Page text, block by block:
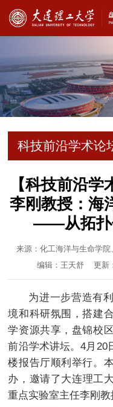
科技前沿学术论
【科技前沿
李刚教授：海
——从拓扑
来源：化工海洋与生命学
编辑：王天舒
更新
为进一步营造有
境和科研氛围，搭建
学资源共享，盘锦校
前沿学术讲坛。4月20
楼报告厅顺利举行。
办，邀请了大连理工
重点实验室主任李刚教